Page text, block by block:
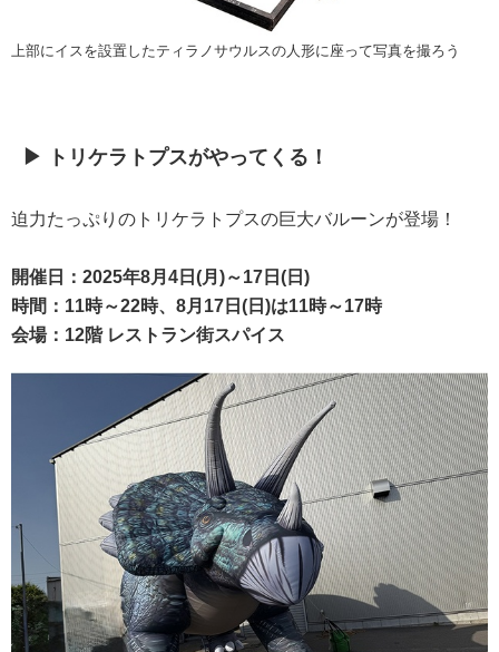
上部にイスを設置したティラノサウルスの人形に座って写真を撮ろう
▶ トリケラトプスがやってくる！
迫力たっぷりのトリケラトプスの巨大バルーンが登場！
開催日：2025年8月4日(月)～17日(日)
時間：11時～22時、8月17日(日)は11時～17時
会場：12階 レストラン街スパイス